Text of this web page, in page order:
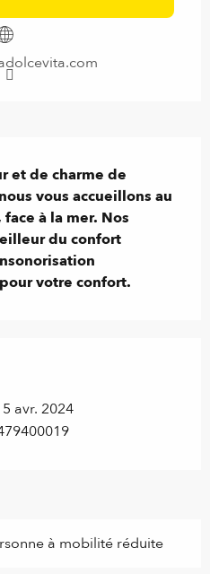
et de charme de
vous accueillons au
à la mer. Nos
du confort
votre confort.
avr. 2024
à mobilité réduite